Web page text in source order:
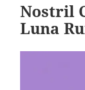
Nostril
Luna